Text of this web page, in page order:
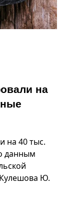
на
на 40 тыс.
данным
Ю.